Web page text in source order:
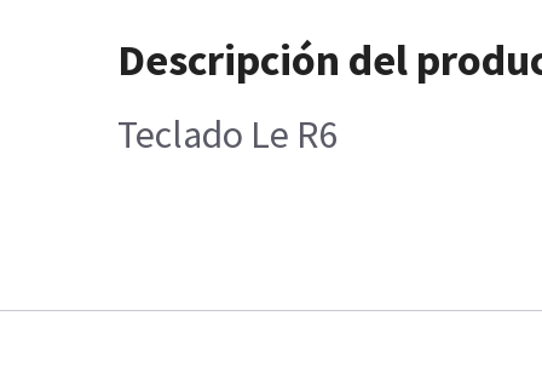
Descripción del
Teclado Le R6